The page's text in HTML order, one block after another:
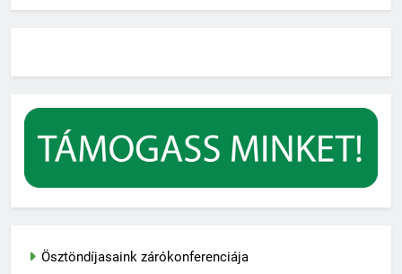
Ösztöndíjasaink zárókonferenciája